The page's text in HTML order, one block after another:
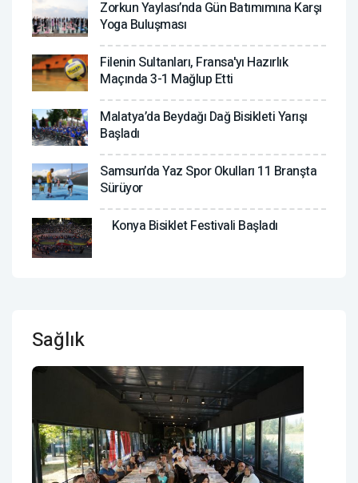
Zorkun Yaylası’nda Gün Batımımına Karşı
Yoga Buluşması
Filenin Sultanları, Fransa'yı Hazırlık
Maçında 3-1 Mağlup Etti
Malatya’da Beydağı Dağ Bisikleti Yarışı
Başladı
Samsun’da Yaz Spor Okulları 11 Branşta
Sürüyor
Konya Bisiklet Festivali Başladı
Sağlık